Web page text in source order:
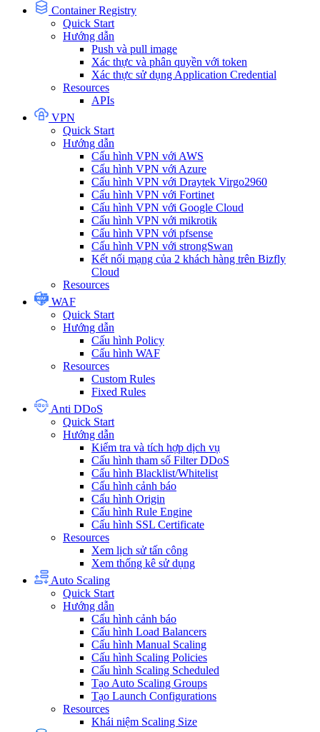
Container Registry
Quick Start
Hướng dẫn
Push và pull image
Xác thực và phân quyền với token
Xác thực sử dụng Application Credential
Resources
APIs
VPN
Quick Start
Hướng dẫn
Cấu hình VPN với AWS
Cấu hình VPN với Azure
Cấu hình VPN với Draytek Virgo2960
Cấu hình VPN với Fortinet
Cấu hình VPN với Google Cloud
Cấu hình VPN với mikrotik
Cấu hình VPN với pfsense
Cấu hình VPN với strongSwan
Kết nối mạng của 2 khách hàng trên Bizfly
Cloud
Resources
WAF
Quick Start
Hướng dẫn
Cấu hình Policy
Cấu hình WAF
Resources
Custom Rules
Fixed Rules
Anti DDoS
Quick Start
Hướng dẫn
Kiểm tra và tích hợp dịch vụ
Cấu hình tham số Filter DDoS
Cấu hình Blacklist/Whitelist
Cấu hình cảnh báo
Cấu hình Origin
Cấu hình Rule Engine
Cấu hình SSL Certificate
Resources
Xem lịch sử tấn công
Xem thống kê sử dụng
Auto Scaling
Quick Start
Hướng dẫn
Cấu hình cảnh báo
Cấu hình Load Balancers
Cấu hình Manual Scaling
Cấu hình Scaling Policies
Cấu hình Scaling Scheduled
Tạo Auto Scaling Groups
Tạo Launch Configurations
Resources
Khái niệm Scaling Size